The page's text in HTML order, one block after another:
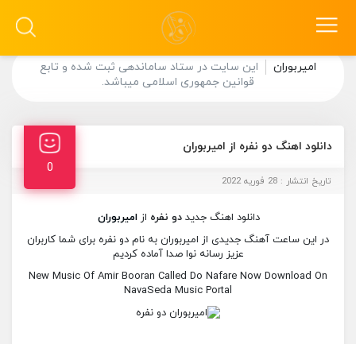
امیربوران
این سایت در ستاد ساماندهی ثبت شده و تابع
قوانین جمهوری اسلامی میباشد.
دانلود اهنگ دو نفره از امیربوران
0
تاریخ انتشار : 28 فوریه 2022
دانلود اهنگ جدید دو نفره از امیربوران
در این ساعت آهنگ جدیدی از امیربوران به نام دو نفره برای شما کاربران
عزیز رسانه نوا صدا آماده کردیم
New Music Of Amir Booran Called Do Nafare Now Download On
NavaSeda Music Portal